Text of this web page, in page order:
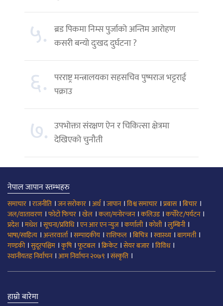
५. ब्रड पिकमा निम्स पुर्जाको अन्तिम आरोहण
कसरी बन्यो दुःखद दुर्घटना ?
६. परराष्ट्र मन्त्रालयका सहसचिव पुष्पराज भट्टराई
पक्राउ
७. उपभोक्ता संरक्षण ऐन र चिकित्सा क्षेत्रमा
देखिएको चुनौती
नेपाल जापान स्तम्भहरु
समाचार ।राजनीति ।जन सरोकार ।अर्थ।जापान।विश्व समाचार ।प्रबास।बिचार ।
जल/वातावरण ।फोटो फिचर ।खेल ।कला/मनोरन्जन।कलिउड।कर्पोरेट/पर्यटन।
प्रदेश।मधेश।सूचना/प्रविधि।एन आर एन न्युज।कर्णाली।कोशी।लुम्बिनी।
भाषा/साहित्य ।अन्तरवार्ता।सम्पादकीय ।राशिफल ।बिचित्र।स्वास्थ्य ।बागमती।
गण्डकी।सुदूरपश्चिम ।कृषि।फूटबल ।क्रिकेट।सेयर बजार ।विविध।
स्थानीयतह निर्वाचन।आम निर्वाचन २०७९ ।संस्कृति ।
हाम्रो बारेमा